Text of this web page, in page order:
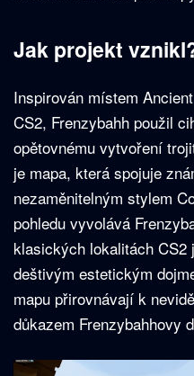
Jak projekt
Inspirován místem
CS2, Frenzybahh použil
opětovnému vytvoření
je mapa, která spojuje
nezaměnitelným stylem
pohledu vyvolává
klasických lokalitách
deštivým estetickým
mapu přirovnávají k
důkazem Frenzybahhovy